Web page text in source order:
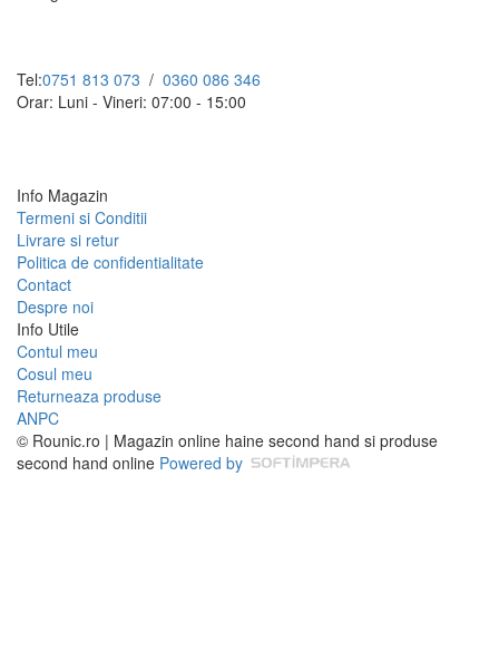
Tel:0751 813 073 / 0360 086 346
Orar: Luni - Vineri: 07:00 - 15:00
Info Magazin
Termeni si Conditii
Livrare si retur
Politica de confidentialitate
Contact
Despre noi
Info Utile
Contul meu
Cosul meu
Returneaza produse
ANPC
© Rounic.ro | Magazin online haine second hand si produse
second hand online Powered by